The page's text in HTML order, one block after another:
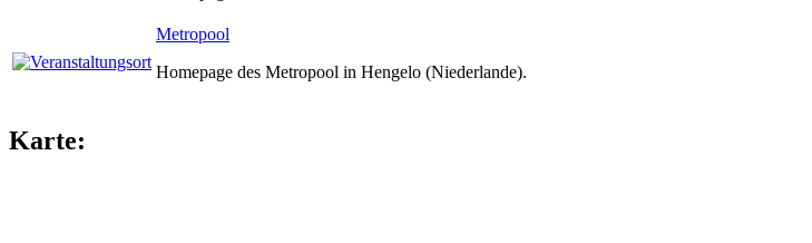
Metropool
Homepage des Metropool in Hengelo (Niederlande).
Karte: